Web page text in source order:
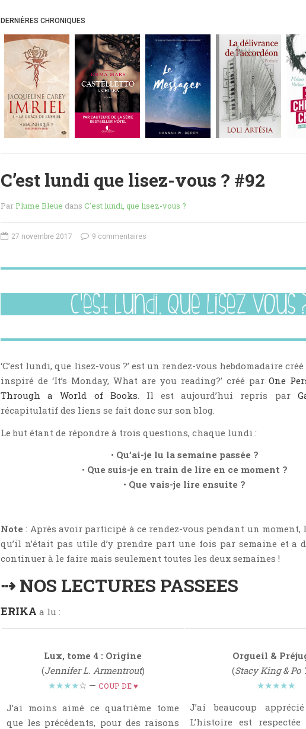
DERNIÈRES CHRONIQUES
C’est lundi que lisez-vous ? #92
ParPlume Bleue dans C'est lundi, que lisez-vous ?
27 novembre 2017 9 commentaires
‘C’est lundi, que lisez-vous ?’ est un rendez-vous hebdomadaire
inspiré de ‘It’s Monday, What are you reading?’ créé par One
Through a World of Books. Il est aujourd’hui repris par
récapitulatif des liens se fait donc sur son blog.
Le but étant de répondre à trois questions, chaque lundi :
• Qu’ai-je lu la semaine passée ?
• Que suis-je en train de lire en ce moment ?
• Que vais-je lire ensuite ?
Note : Après avoir participé à ce rendez-vous pendant un moment,
qu’il n’était pas utile d’y prendre part une fois par semaine et a
continuer à le faire mais seulement toutes les deux semaines !
⇢ NOS LECTURES PASSEES
ERIKA a lu :
Lux, tome 4 : Origine
(Jennifer L. Armentrout)
★★★★☆ — COUP DE ♥
J’ai moins aimé ce quatrième tome
que les précédents, pour des raisons
Orgueil &
(Stacy King & Po
★★★★★
J’ai beaucoup
L’histoire est